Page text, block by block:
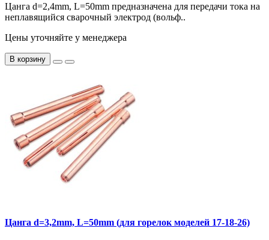
Цанга d=2,4mm, L=50mm предназначена для передачи тока на
неплавящийся сварочный электрод (вольф..
Цены уточняйте у менеджера
В корзину
Цанга d=3,2mm, L=50mm (для горелок моделей 17-18-26)